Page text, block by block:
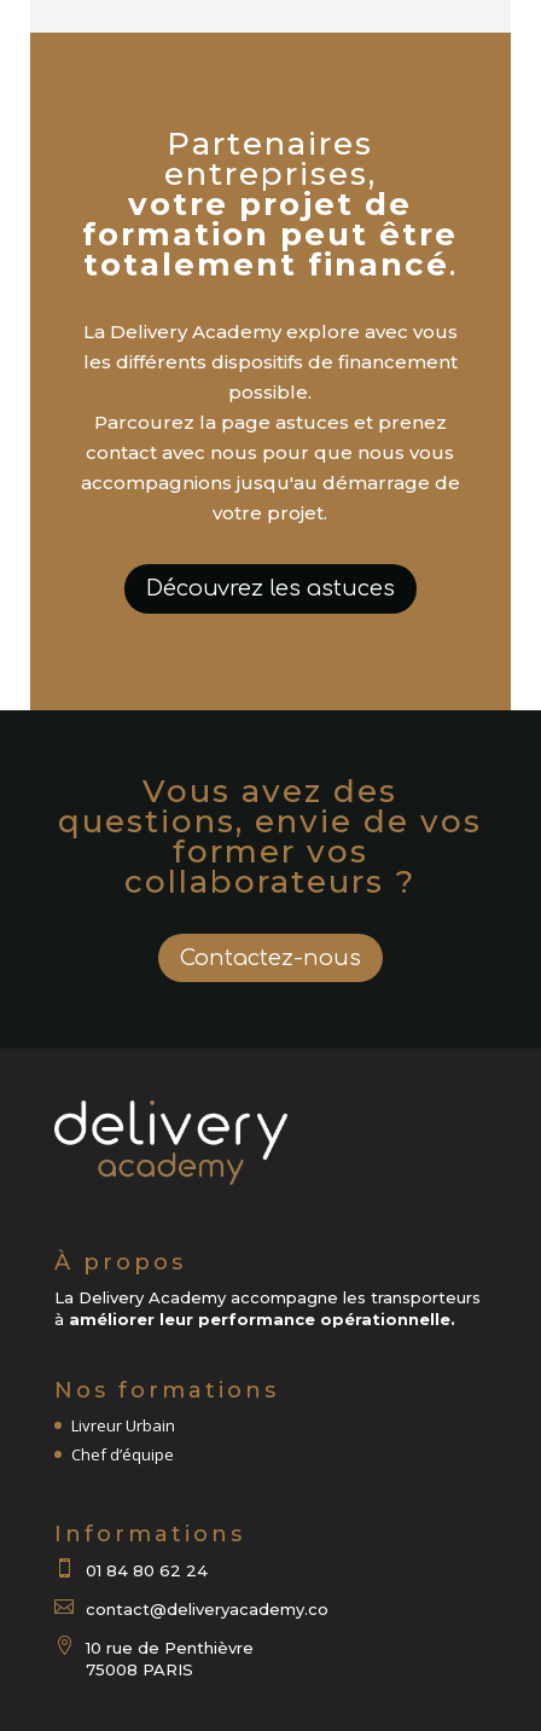
Partenaires
entreprises,
votre projet de
formation peut être
totalement financé.
La Delivery Academy explore avec vous
les différents dispositifs de financement
possible.
Parcourez la page astuces et prenez
contact avec nous pour que nous vous
accompagnions jusqu'au démarrage de
votre projet.
Découvrez les astuces
Vous avez des
questions, envie de vos
former vos
collaborateurs ?
Contactez-nous
À propos
La Delivery Academy accompagne les transporteurs
à améliorer leur performance opérationnelle.
Nos formations
Livreur Urbain
Chef d’équipe
Informations

01 84 80 62 24

contact@deliveryacademy.co

10 rue de Penthièvre
75008 PARIS